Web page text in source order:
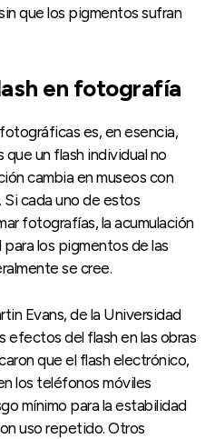
que los pigmentos sufran
en fotografía
es, en esencia,
un flash individual no
cambia en museos con
cada uno de estos
fotografías, la acumulación
los pigmentos de las
se cree.
Evans, de la Universidad
efectos del flash en las obras
que el flash electrónico,
los teléfonos móviles
mínimo para la estabilidad
uso repetido. Otros